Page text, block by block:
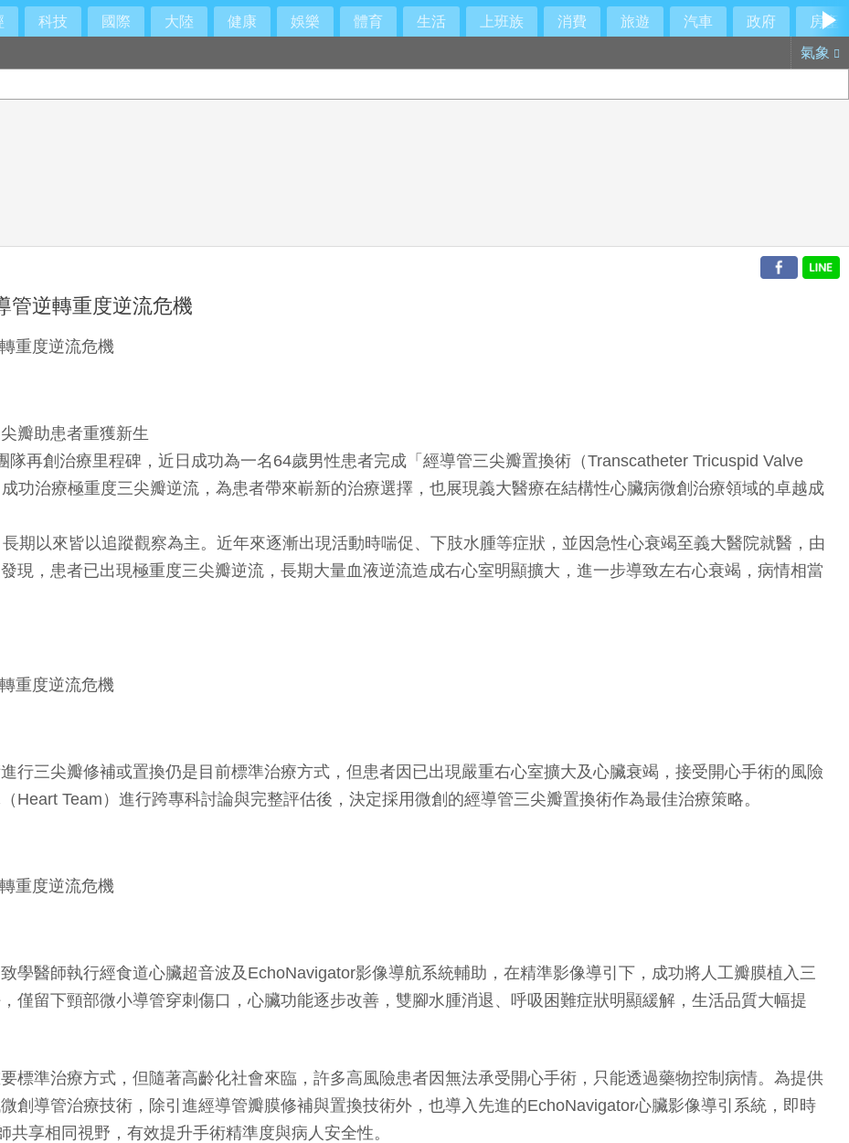
科技 國際 大陸 健康 娛樂 體育 生活 上班族 消費 旅遊 汽車 政府
房產
氣象
逆轉重度逆流危機
瓣助患者重獲新生
再創治療里程碑，近日成功為一名64歲男性患者完成「經導管三尖瓣置換術（Transcatheter Tricuspid Valve
功治療極重度三尖瓣逆流，為患者帶來嶄新的治療選擇，也展現義大醫療在結構性心臟病微創治療領域的卓越成
期以來皆以追蹤觀察為主。近年來逐漸出現活動時喘促、下肢水腫等症狀，並因急性心衰竭至義大醫院就醫，由
現，患者已出現極重度三尖瓣逆流，長期大量血液逆流造成右心室明顯擴大，進一步導致左右心衰竭，病情相當
行三尖瓣修補或置換仍是目前標準治療方式，但患者因已出現嚴重右心室擴大及心臟衰竭，接受開心手術的風險
Heart Team）進行跨專科討論與完整評估後，決定採用微創的經導管三尖瓣置換術作為最佳治療策略。
學醫師執行經食道心臟超音波及EchoNavigator影像導航系統輔助，在精準影像導引下，成功將人工瓣膜植入三
僅留下頸部微小導管穿刺傷口，心臟功能逐步改善，雙腳水腫消退、呼吸困難症狀明顯緩解，生活品質大幅提
標準治療方式，但隨著高齡化社會來臨，許多高風險患者因無法承受開心手術，只能透過藥物控制病情。為提供
創導管治療技術，除引進經導管瓣膜修補與置換技術外，也導入先進的EchoNavigator心臟影像導引系統，即時
享相同視野，有效提升手術精準度與病人安全性。